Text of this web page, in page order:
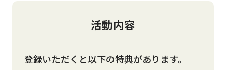
活動内容
登録いただくと以下の特典があります。